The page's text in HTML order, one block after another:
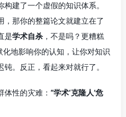
建了一个虚假的知识体系。
，那你的整篇论文就建立在了
是学术自杀 ，不是吗？更糟糕
化地影响你的认知，让你对知识
。反正，看起来对就行了。
体性的灾难： “学术‘克隆人’危